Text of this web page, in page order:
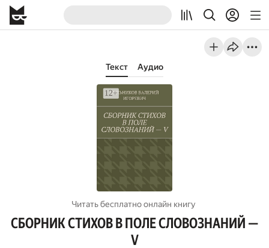
Текст Аудио
Читать бесплатно онлайн книгу
СБОРНИК СТИХОВ В ПОЛЕ СЛОВОЗНАНИЙ —
V